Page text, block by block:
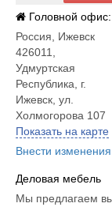
Головной офис:
Россия
Ижевск
426011,
Удмуртская
Республика, г.
Ижевск, ул.
Холмогорова 107
Показать на карте
Внести изменения
Деловая мебель
Мы предлагаем